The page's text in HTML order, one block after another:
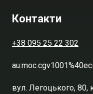
Контакти
+38 095 25 22 302
вул. Легоцького, 80,